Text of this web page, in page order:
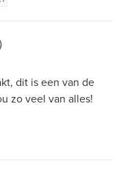
dit is een van de
zo veel van alles!